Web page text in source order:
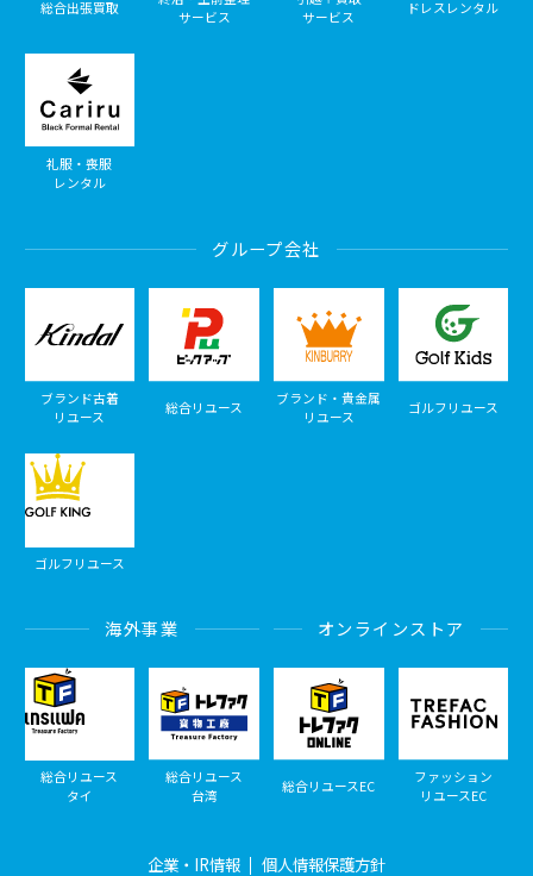
総合出張買取
サービス
サービス
ドレスレンタル
礼服・喪服
レンタル
グループ会社
ブランド古着
リユース
総合リユース
ブランド・貴金属
リユース
ゴルフリユース
ゴルフリユース
海外事業
総合リユース
タイ
総合リユース
台湾
オンラインストア
総合リユースEC
ファッション
リユースEC
企業・IR情報 個人情報保護方針